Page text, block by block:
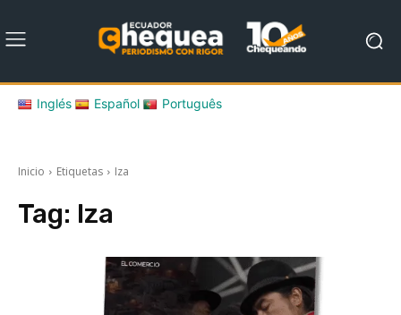
Inglés Español Português
Inicio Etiquetas Iza
Tag: Iza